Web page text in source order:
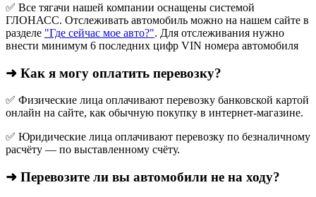
✅ Все тягачи нашей компании оснащены системой
ГЛОНАСС. Отслеживать автомобиль можно на нашем сайте в
разделе "Где сейчас мое авто?". Для отслеживания нужно
внести минимум 6 последних цифр VIN номера автомобиля
➜ Как я могу оплатить перевозку?
✅ Физические лица оплачивают перевозку банковской картой
онлайн на сайте, как обычную покупку в интернет‑магазине.
✅ Юридические лица оплачивают перевозку по безналичному
расчёту — по выставленному счёту.
➜ Перевозите ли вы автомобили не на ходу?